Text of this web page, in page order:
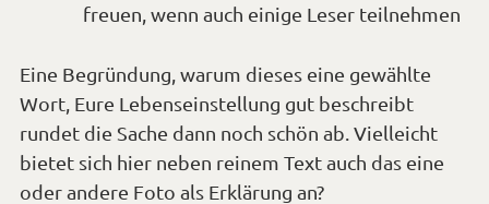
freuen, wenn auch einige Leser teilnehmen
Eine Begründung, warum dieses eine gewählte
Wort, Eure Lebenseinstellung gut beschreibt
rundet die Sache dann noch schön ab. Vielleicht
bietet sich hier neben reinem Text auch das eine
oder andere Foto als Erklärung an?